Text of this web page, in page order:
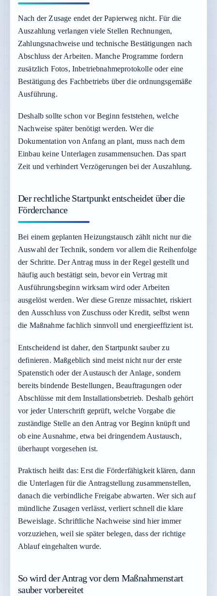
Nach der Zusage endet der Papierweg nicht. Für die
Auszahlung verlangen viele Stellen Rechnungen,
Zahlungsnachweise und technische Bestätigungen nach
Abschluss der Arbeiten. Manche Programme fordern
zusätzlich Fotos, Inbetriebnahmeprotokolle oder eine
Bestätigung des Fachbetriebs über die ordnungsgemäße
Ausführung.
Deshalb sollte schon vor Beginn feststehen, welche
Nachweise später benötigt werden. Wer die
Dokumentation von Anfang an plant, muss nach dem
Einbau keine Unterlagen zusammensuchen. Das spart
Zeit und verhindert Verzögerungen bei der Auszahlung.
Der rechtliche Startpunkt entscheidet über die
Förderchance
Bei einem geplanten Heizungstausch zählt nicht nur die
Auswahl der Technik, sondern vor allem die Reihenfolge
der Schritte. Der Antrag muss in der Regel gestellt und
häufig auch bestätigt sein, bevor ein Vertrag mit
Ausführungsbeginn wirksam wird oder Arbeiten
ausgelöst werden. Wer diese Grenze missachtet, riskiert
den Ausschluss von Zuschuss oder Kredit, selbst wenn
die Maßnahme fachlich sinnvoll und energieeffizient ist.
Entscheidend ist daher, den Startpunkt sauber zu
definieren. Maßgeblich sind meist nicht nur der erste
Spatenstich oder der Austausch der Anlage, sondern
bereits bindende Bestellungen, Beauftragungen oder
Abschlüsse mit dem Installationsbetrieb. Deshalb gehört
vor jeder Unterschrift geprüft, welche Vorgabe die
zuständige Stelle an den Antrag vor Beginn knüpft und
ob eine Ausnahme, etwa bei dringendem Austausch,
überhaupt vorgesehen ist.
Praktisch heißt das: Erst die Förderfähigkeit klären, dann
die Unterlagen für die Antragstellung zusammenstellen,
danach die verbindliche Freigabe abwarten. Wer sich auf
mündliche Zusagen verlässt, verliert schnell die klare
Beweislage. Schriftliche Nachweise sind hier immer
vorzuziehen, weil sie später belegen, dass der richtige
Ablauf eingehalten wurde.
So wird der Antrag vor dem Maßnahmenstart
sauber vorbereitet